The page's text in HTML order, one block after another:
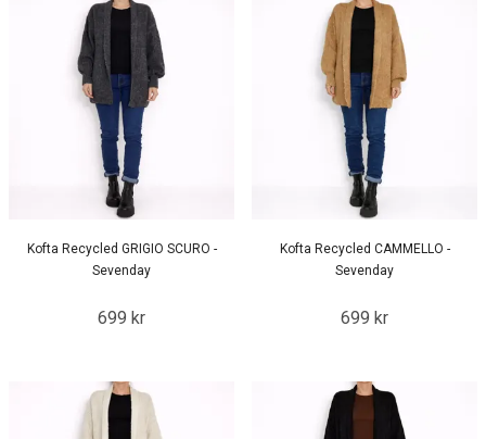
Kofta Recycled GRIGIO SCURO -
Sevenday
699 kr
Kofta Recycled CAMMELLO -
Sevenday
699 kr